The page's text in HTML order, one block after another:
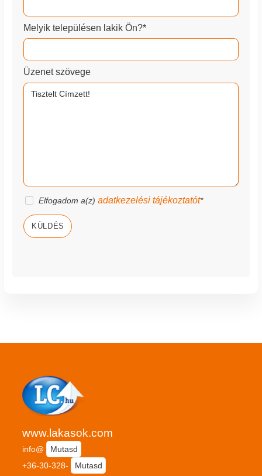
Melyik településen lakik Ön?*
Üzenet szövege
Elfogadom a(z) adatkezelési tájékoztatót*
KÜLDÉS
www.lakasok.com
info@
Mutasd
+36-30-328-
Mutasd